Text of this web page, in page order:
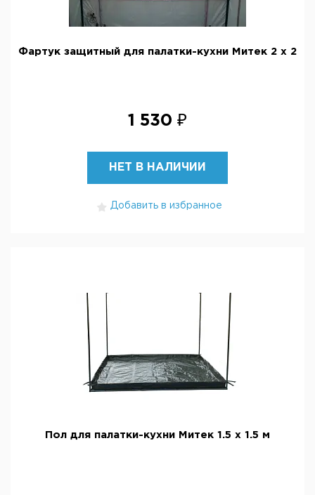
Фартук защитный для палатки-кухни Митек 2 х 2
1 530 ₽
НЕТ В НАЛИЧИИ
Добавить в избранное
Пол для палатки-кухни Митек 1.5 х 1.5 м